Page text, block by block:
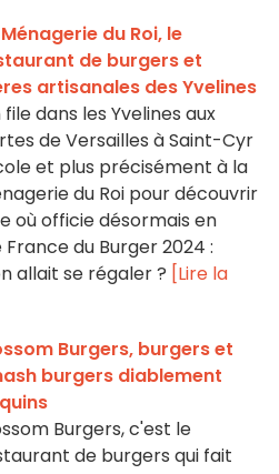
du Roi, le
de burgers et
artisanales des Yvelines
file dans les Yvelines aux
de Versailles à Saint-Cyr
et plus précisément à la
du Roi pour découvrir
où officie désormais en
du Burger 2024 :
allait se régaler ? [Lire la
Burgers, burgers et
burgers diablement
Burgers, c'est le
de burgers qui fait